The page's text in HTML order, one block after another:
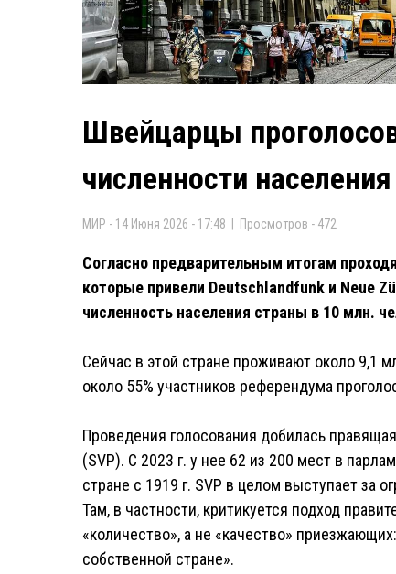
Швейцарцы
численности
МИР - 14 Июня 2026 - 17:48 | Просмотров - 472
Согласно предварительным итогам
которые привели Deutschlandfunk и Neue
численность населения страны в 10 млн.
Сейчас в этой стране проживают около 9,1
около 55% участников референдума
Проведения голосования добилась
(SVP). С 2023 г. у нее 62 из 200 мест в
стране с 1919 г. SVP в целом выступает за
Там, в частности, критикуется подход
«количество», а не «качество»
собственной стране».